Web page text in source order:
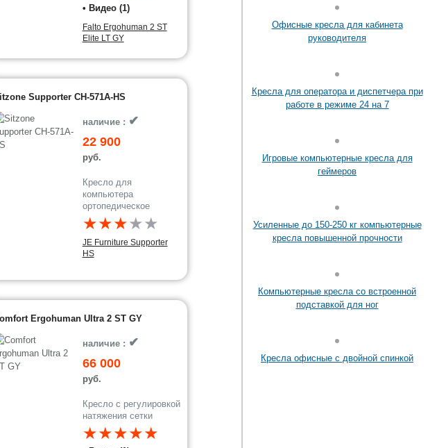
• Видео (1)
Falto Ergohuman 2 ST
Elite LT GY
Supporter CH-571A-HS
наличие : ✔
22 900
руб.
Кресло для
компьютера
ортопедическое
★★★★★
JE Furniture Supporter
HS
Ergohuman Ultra 2 ST GY
наличие : ✔
66 000
руб.
Кресло с регулировкой
натяжения сетки
★★★★★
Офисные кресла для кабинета
руководителя
Кресла для оператора и диспетчера при
работе в режиме 24 на 7
Игровые компьютерные кресла для
геймеров
Усиленные до 150-250 кг компьютерные
кресла повышенной прочности
Компьютерные кресла со встроенной
подставкой для ног
Кресла офисные с двойной спинкой